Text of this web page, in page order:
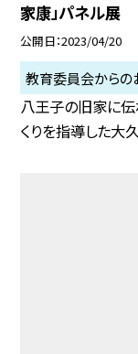
家康」パネル展
公開日 2023/04/20
教育委員会からの
八王子の旧家に
くりを指導した大